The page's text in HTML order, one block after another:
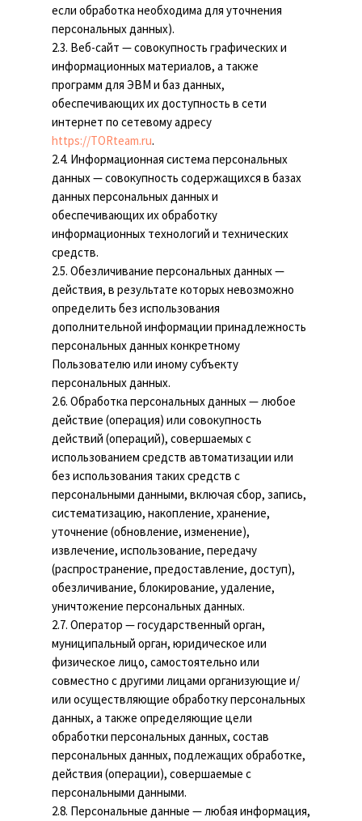
если обработка необходима для уточнения
персональных данных).
2.3. Веб-сайт — совокупность графических и
информационных материалов, а также
программ для ЭВМ и баз данных,
обеспечивающих их доступность в сети
интернет по сетевому адресу
https://TORteam.ru.
2.4. Информационная система персональных
данных — совокупность содержащихся в базах
данных персональных данных и
обеспечивающих их обработку
информационных технологий и технических
средств.
2.5. Обезличивание персональных данных —
действия, в результате которых невозможно
определить без использования
дополнительной информации принадлежность
персональных данных конкретному
Пользователю или иному субъекту
персональных данных.
2.6. Обработка персональных данных — любое
действие (операция) или совокупность
действий (операций), совершаемых с
использованием средств автоматизации или
без использования таких средств с
персональными данными, включая сбор, запись,
систематизацию, накопление, хранение,
уточнение (обновление, изменение),
извлечение, использование, передачу
(распространение, предоставление, доступ),
обезличивание, блокирование, удаление,
уничтожение персональных данных.
2.7. Оператор — государственный орган,
муниципальный орган, юридическое или
физическое лицо, самостоятельно или
совместно с другими лицами организующие и/
или осуществляющие обработку персональных
данных, а также определяющие цели
обработки персональных данных, состав
персональных данных, подлежащих обработке,
действия (операции), совершаемые с
персональными данными.
2.8. Персональные данные — любая информация,